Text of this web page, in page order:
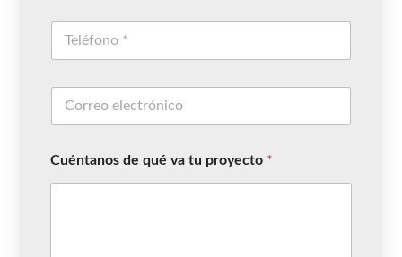
Cuéntanos de qué va tu proyecto *